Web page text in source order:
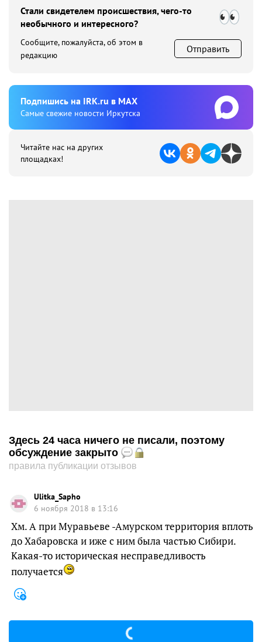
Стали свидетелем происшествия, чего-то
необычного и интересного?
Сообщите, пожалуйста, об этом в
редакцию
Отправить
Подпишиcь на IRK.ru в MAX
Cамые свежие новости Иркутска
Читайте нас на других
площадках!
Здесь 24 часа ничего не писали, поэтому
обсуждение закрыто
правила публикации отзывов
Ulitka_Sapho
6 ноября 2018 в 13:16
Хм. А при Муравьеве -Амурском территория вплоть
до Хабаровска и иже с ним была частью Сибири.
Какая-то историческая несправедливость
получается